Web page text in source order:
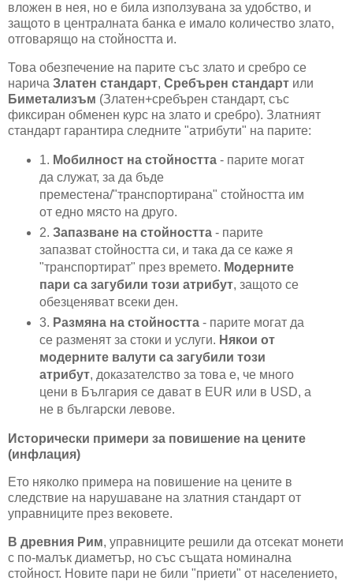
вложен в нея, но е била използувана за удобство, и
защото в централната банка е имало количество злато,
отговарящо на стойността и.
Това обезпечение на парите със злато и сребро се
нарича Златен стандарт, Сребърен стандарт или
Биметализъм (Златен+сребърен стандарт, със
фиксиран обменен курс на злато и сребро). Златният
стандарт гарантира следните "атрибути" на парите:
1. Мобилност на стойността- парите могат
да служат, за да бъде
преместена/"транспортирана" стойността им
от едно място на друго.
2. Запазване на стойността- парите
запазват стойността си, и така да се каже я
"транспортират" през времето. Модерните
пари са загубили този атрибут, защото се
обезценяват всеки ден.
3. Размяна на стойността- парите могат да
се разменят за стоки и услуги. Някои от
модерните валути са загубили този
атрибут, доказателство за това е, че много
цени в България се дават в EUR или в USD, а
не в български левове.
Исторически примери за повишение на цените
(инфлация)
Ето няколко примера на повишение на цените в
следствие на нарушаване на златния стандарт от
управниците през вековете.
В древния Рим, управниците решили да отсекат монети
с по-малък диаметър, но със същата номинална
стойност. Новите пари не били "приети" от населението,